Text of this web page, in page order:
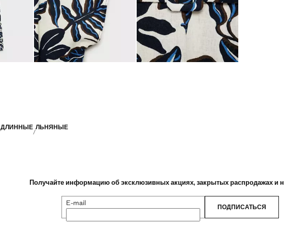
ДЛИННЫЕ ЛЬНЯНЫЕ
Получайте информацию об эксклюзивных акциях, закрытых распродажах и
E-mail ПОДПИСАТЬСЯ